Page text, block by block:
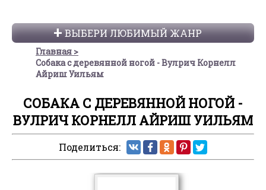
ВЫБЕРИ ЛЮБИМЫЙ ЖАНР
Главная
Собака с деревянной ногой - Вулрич Корнелл
Айриш Уильям
СОБАКА С ДЕРЕВЯННОЙ НОГОЙ -
ВУЛРИЧ КОРНЕЛЛ АЙРИШ УИЛЬЯМ
Поделиться: